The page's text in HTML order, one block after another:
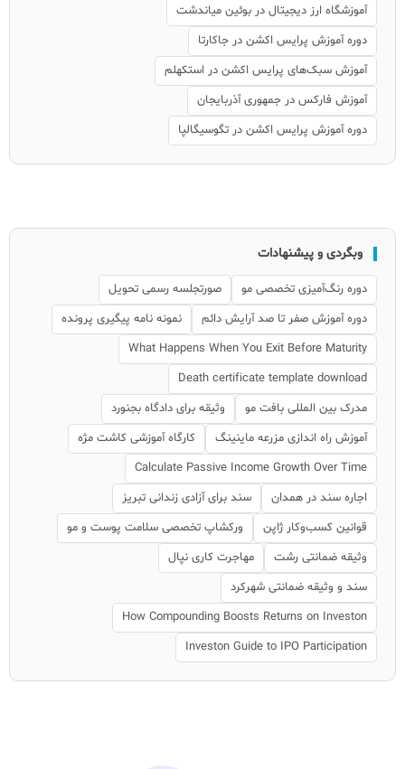
آموزشگاه ارز دیجیتال در بوئین میاندشت
دوره آموزش پرایس اکشن در جاکارتا
آموزش سبک‌های پرایس اکشن در استکهلم
آموزش فارکس در جمهوری آذربایجان
دوره آموزش پرایس اکشن در تگوسیگالپا
وبگردی و پیشنهادات
دوره رنگ‌آمیزی تخصصی مو
صورتجلسه رسمی تحویل
دوره آموزش صفر تا صد آرایش دائم
نمونه نامه پیگیری پرونده
What Happens When You Exit Before Maturity
Death certificate template download
مدرک بین المللی بافت مو
وثیقه برای دادگاه بجنورد
آموزش راه اندازی مزرعه ماینینگ
کارگاه آموزشی کاشت مژه
Calculate Passive Income Growth Over Time
اجاره سند در همدان
سند برای آزادی زندانی تبریز
قوانین کسب‌وکار ژاپن
ورکشاپ تخصصی سلامت پوست و مو
وثیقه ضمانتی رشت
مهاجرت کاری نپال
سند و وثیقه ضمانتی شهرکرد
How Compounding Boosts Returns on Investon
Investon Guide to IPO Participation